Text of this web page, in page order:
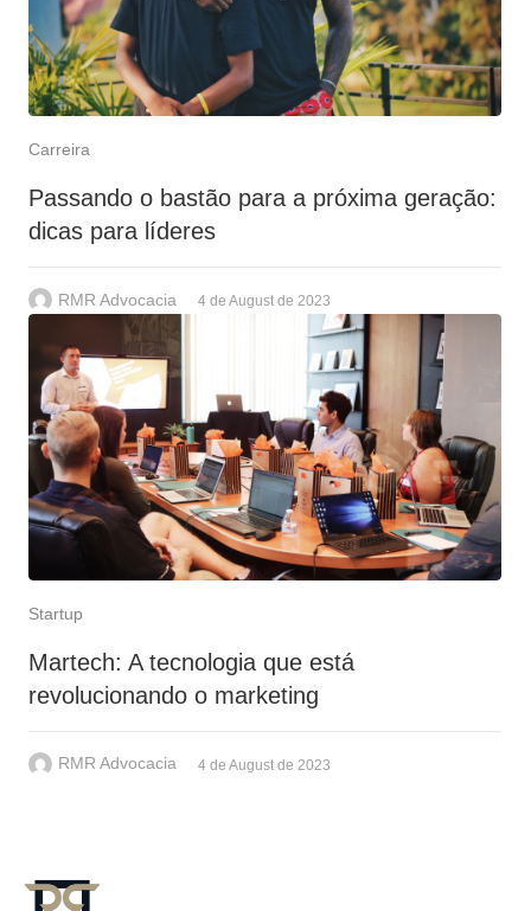
Carreira
Passando o bastão para a próxima geração:
dicas para líderes
RMR Advocacia 4 de August de 2023
Startup
Martech: A tecnologia que está
revolucionando o marketing
RMR Advocacia 4 de August de 2023